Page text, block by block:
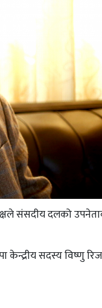
संसदीय दलको
केन्द्रीय सदस्य विष्णु